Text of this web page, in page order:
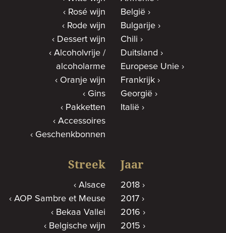
Rosé wijn
Rode wijn
Dessert wijn
Alcoholvrije /
alcoholarme
Oranje wijn
Gins
Pakketten
Accessoires
Geschenkbonnen
België
Bulgarije
Chili
Duitsland
Europese Unie
Frankrijk
Georgië
Italië
Streek
Alsace
AOP Sambre et Meuse
Bekaa Vallei
Belgische wijn
Jaar
2018
2017
2016
2015